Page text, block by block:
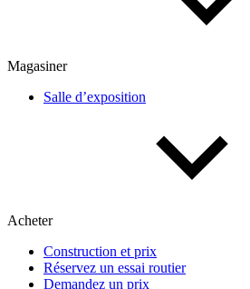
Magasiner
Salle d’exposition
Acheter
Construction et prix
Réservez un essai routier
Demandez un prix